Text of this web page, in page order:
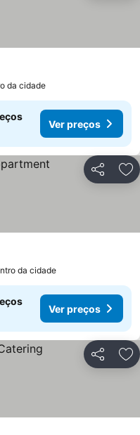
preços
da cidade
Ver preços
Partilhar
da cidade
Ver preços
Partilhar